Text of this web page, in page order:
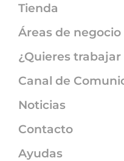
Tienda
Áreas de negocio
¿Quieres
Canal de
Noticias
Contacto
Ayudas